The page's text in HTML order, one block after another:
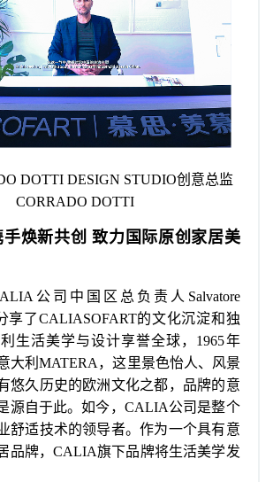
DOTTI DESIGN STUDIO创意总监
CORRADO DOTTI
手焕新共创 致力国际原创家居美
公司中国区总负责人Salvatore
享了CALIASOFART的文化沉淀和独
生活美学与设计享誉全球，1965年
大利MATERA，这里景色怡人、风景
悠久历史的欧洲文化之都，品牌的意
源自于此。如今，CALIA公司是整个
舒适技术的领导者。作为一个具有意
品牌，CALIA旗下品牌将生活美学发